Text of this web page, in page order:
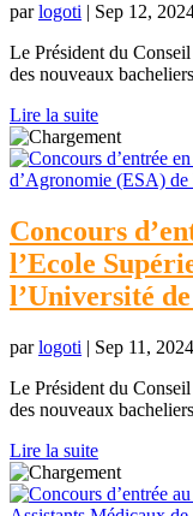
parlogoti | Sep 12,
Le Président du
des nouveaux
Lire la suite
Concours
l’Ecole
l’Université
parlogoti | Sep 11, 2024
Le Président du
des nouveaux
Lire la suite